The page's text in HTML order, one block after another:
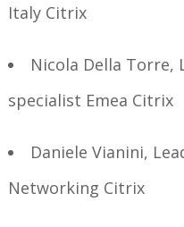
Italy Citrix
Nicola Della Torre,
specialist Emea Citrix
Daniele Vianini,
Networking Citrix